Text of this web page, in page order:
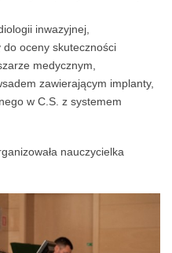
inwazyjnej,
oceny skuteczności
medycznym,
zawierającym implanty,
w C.S. z systemem
nauczycielka